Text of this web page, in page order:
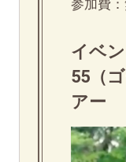
参加費
イベ
55（
アー